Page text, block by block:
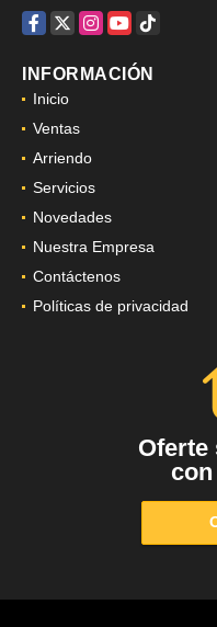
Facebook
X Instagram
YouTube
TikTok
INFORMACIÓN
Inicio
Ventas
Arriendo
Servicios
Novedades
Nuestra Empresa
Contáctenos
Políticas de privacidad
Oferte